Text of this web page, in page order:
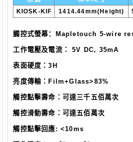
KIOSK-KIF
1414.44mm(Height)
觸控式螢幕： Mapletouch 5-wire
工作電壓及電流： 5V DC, 35mA
表面硬度：3H
亮度傳輸： Film+Glass>83%
觸控點擊壽命：可達三千五佰萬次
觸控滑動壽命：可達五佰萬次
觸控點擊回應 : <10ms